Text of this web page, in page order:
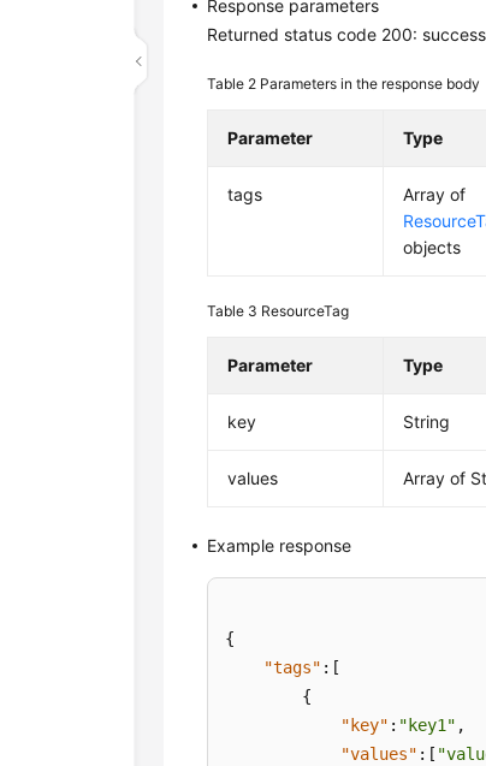
Response parameters
Returned status code 200:
Table 2 Parameters in the response body
Parameter Type
tags
Array of
objects
Table 3 ResourceTag
Parameter Type
key String
values Array of
Example response
{
"tags" : [
{
"key" : "key1" ,
"values" : [